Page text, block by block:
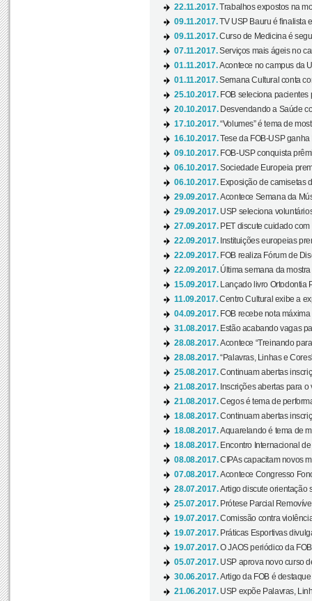
22.11.2017.Trabalhos expostos na
09.11.2017.TV USP Bauru é finalista
09.11.2017.Curso de Medicina é
07.11.2017.Serviços mais ágeis no
01.11.2017.Acontece no campus da
01.11.2017.Semana Cultural conta
25.10.2017. FOB seleciona pacientes
20.10.2017. Desvendando a Saúde
17.10.2017.“Volumes” é tema de
16.10.2017.Tese da FOB-USP
09.10.2017. FOB-USP conquista
06.10.2017.Sociedade Europeia
06.10.2017. Exposição de camisetas
29.09.2017.Acontece Semana da
29.09.2017. USP seleciona
27.09.2017. PET discute cuidado
22.09.2017. Instituições europeias
22.09.2017. FOB realiza Fórum de
22.09.2017. Última semana da mostra
15.09.2017.
Lançado livro Ortodontia
11.09.2017.Centro Cultural exibe a
04.09.2017. FOB recebe nota
31.08.2017. Estão acabando vagas
28.08.2017.Acontece “Treinando
28.08.2017.“Palavras, Linhas e
25.08.2017.Continuam abertas
21.08.2017. Inscrições abertas para
21.08.2017.Cegos é tema de
18.08.2017.Continuam abertas
18.08.2017.Aquarelando é tema de
18.08.2017. Encontro Internacional
08.08.2017.CIPAs capacitam novos
07.08.2017.Acontece Congresso
28.07.2017.Artigo discute orientação
25.07.2017. Prótese Parcial
19.07.2017.Comissão contra
19.07.2017. Práticas Esportivas
19.07.2017.O JAOS periódico da
05.07.2017. USP aprova novo curso
30.06.2017.Artigo da FOB é
21.06.2017. USP expõe Palavras,